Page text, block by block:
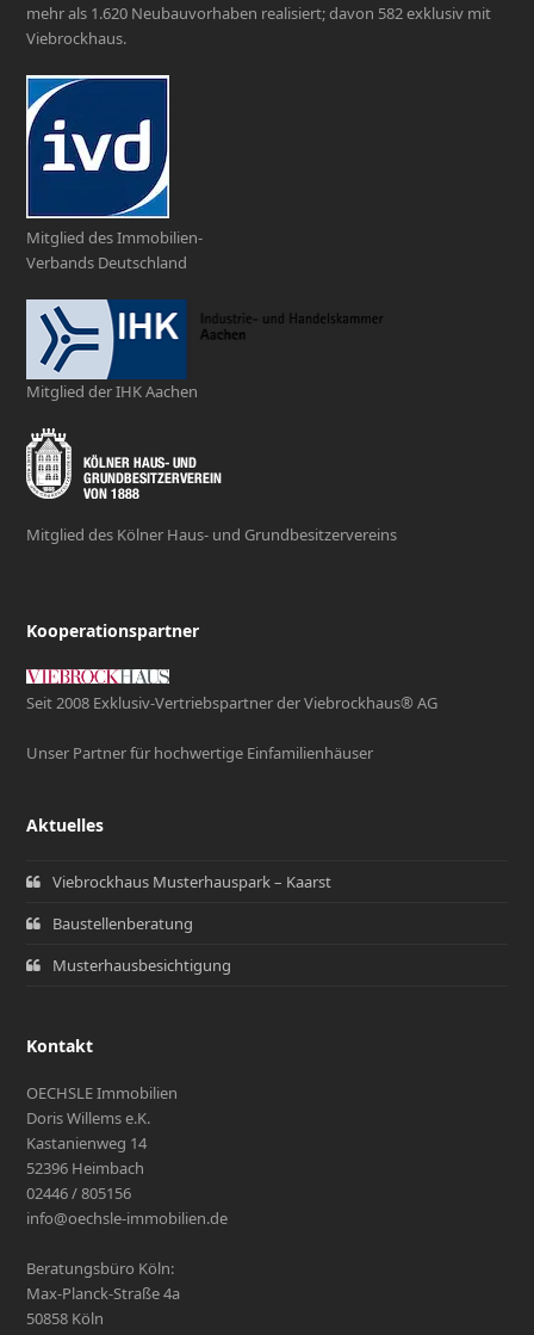
mehr als 1.620 Neubauvorhaben realisiert; davon 582 exklusiv mit
Viebrockhaus.
Mitglied des Immobilien-
Verbands Deutschland
Mitglied der IHK Aachen
Mitglied des Kölner Haus- und Grundbesitzervereins
Kooperationspartner
Seit 2008 Exklusiv-Vertriebspartner der Viebrockhaus® AG
Unser Partner für hochwertige Einfamilienhäuser
Aktuelles
Viebrockhaus Musterhauspark – Kaarst
Baustellenberatung
Musterhausbesichtigung
Kontakt
OECHSLE Immobilien
Doris Willems e.K.
Kastanienweg 14
52396 Heimbach
02446 / 805156
info@oechsle-immobilien.de
Beratungsbüro Köln:
Max-Planck-Straße 4a
50858 Köln